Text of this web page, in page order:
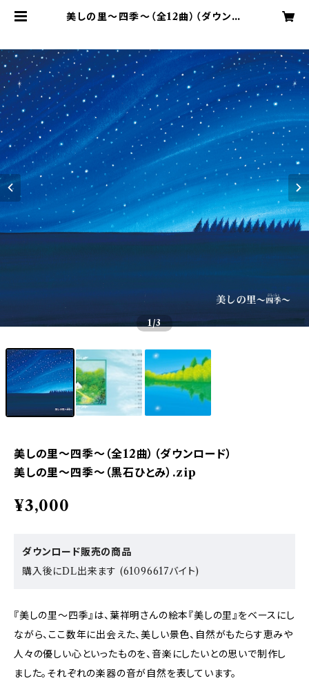
美しの里〜四季〜（全12曲）（ダウンロ
1/3
美しの里〜四季〜（全12曲）（ダウンロード）
美しの里〜四季〜（黒石ひとみ）.zip
¥3,000
ダウンロード販売の商品
購入後にDL出来ます (61096617バイト)
『美しの里～四季』は、葉祥明さんの絵本『美しの里』をベースにし
ながら、ここ数年に出会えた、美しい景色、自然がもたらす恵みや
人々の優しい心といったものを、音楽にしたいとの思いで制作し
ました。それぞれの楽器の音が自然を表しています。